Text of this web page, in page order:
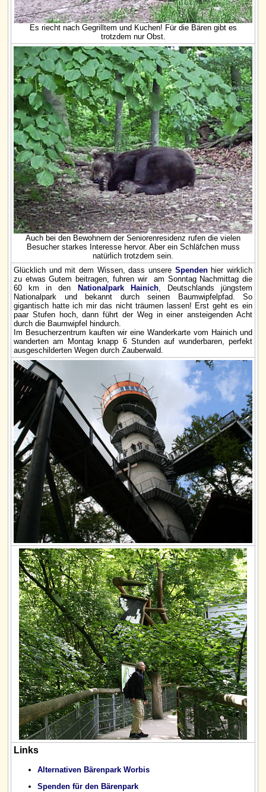
Es riecht nach Gegrilltem und Kuchen! Für die Bären gibt es
trotzdem nur Obst.
Auch bei den Bewohnern der Seniorenresidenz rufen die vielen
Besucher starkes Interesse hervor. Aber ein Schläfchen muss
natürlich trotzdem sein.
Glücklich und mit dem Wissen, dass unsere Spendenhier wirklich
zu etwas Gutem beitragen, fuhren wir am Sonntag Nachmittag die
60 km in den
Nationalpark Hainich, Deutschlands jüngstem
Nationalpark und bekannt durch seinen Baumwipfelpfad. So
gigantisch hatte ich mir das nicht träumen lassen! Erst geht es ein
paar Stufen hoch, dann führt der Weg in einer ansteigenden Acht
durch die Baumwipfel hindurch.
Im Besucherzentrum kauften wir eine Wanderkarte vom Hainich und
wanderten am Montag knapp 6 Stunden auf wunderbaren, perfekt
ausgeschilderten Wegen durch Zauberwald.
Links
Alternativen Bärenpark Worbis
Spenden für den Bärenpark